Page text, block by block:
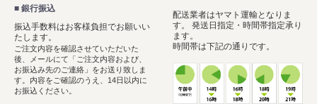
■ 銀行振込
振込手数料はお客様負担でお願いい
たします。
ご注文内容を確認させていただいた
後、メールにて「ご注文内容および、
お振込み先のご連絡」をお送り致しま
す。内容をご確認のうえ、14日以内に
お振込ください。
配送業者はヤマト運輸となりま
す。 発送日指定・時間帯指定承り
ます。
時間帯は下記の通りです。